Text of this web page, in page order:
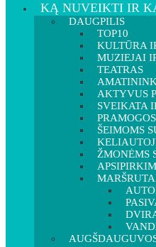
KĄ NUVEIKTI IR
DAUGPILIS
TOP10
KULTŪRA
MUZIEJAI
TEATRAS
AKTYVUS
SVEIKATA
ŠEIMOMS
ŽMONĖMS